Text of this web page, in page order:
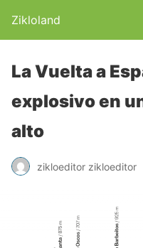
Zikloland
La Vuelta a
explosivo en
alto
zikloeditor zikloeditor